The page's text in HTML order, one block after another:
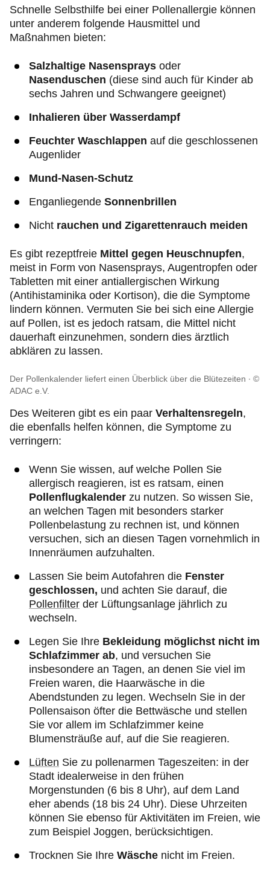
Schnelle Selbsthilfe bei einer Pollenallergie können
unter anderem folgende Hausmittel und
Maßnahmen bieten:
Salzhaltige Nasensprays oder
Nasenduschen (diese sind auch für Kinder ab
sechs Jahren und Schwangere geeignet)
Inhalieren über Wasserdampf
Feuchter Waschlappen auf die geschlossenen
Augenlider
Mund-Nasen-Schutz
Enganliegende Sonnenbrillen
Nicht rauchen und Zigarettenrauch meiden
Es gibt rezeptfreie Mittel gegen Heuschnupfen,
meist in Form von Nasensprays, Augentropfen oder
Tabletten mit einer antiallergischen Wirkung
(Antihistaminika oder Kortison), die die Symptome
lindern können. Vermuten Sie bei sich eine Allergie
auf Pollen, ist es jedoch ratsam, die Mittel nicht
dauerhaft einzunehmen, sondern dies ärztlich
abklären zu lassen.
Der Pollenkalender liefert einen Überblick über die Blütezeiten
©
ADAC e.V.
Des Weiteren gibt es ein paar Verhaltensregeln,
die ebenfalls helfen können, die Symptome zu
verringern:
Wenn Sie wissen, auf welche Pollen Sie
allergisch reagieren, ist es ratsam, einen
Pollenflugkalender zu nutzen. So wissen Sie,
an welchen Tagen mit besonders starker
Pollenbelastung zu rechnen ist, und können
versuchen, sich an diesen Tagen vornehmlich in
Innenräumen aufzuhalten.
Lassen Sie beim Autofahren die Fenster
geschlossen, und achten Sie darauf, die
Pollenfilter der Lüftungsanlage jährlich zu
wechseln.
Legen Sie Ihre Bekleidung möglichst nicht im
Schlafzimmer ab, und versuchen Sie
insbesondere an Tagen, an denen Sie viel im
Freien waren, die Haarwäsche in die
Abendstunden zu legen. Wechseln Sie in der
Pollensaison öfter die Bettwäsche und stellen
Sie vor allem im Schlafzimmer keine
Blumensträuße auf, auf die Sie reagieren.
Lüften Sie zu pollenarmen Tageszeiten: in der
Stadt idealerweise in den frühen
Morgenstunden (6 bis 8 Uhr), auf dem Land
eher abends (18 bis 24 Uhr). Diese Uhrzeiten
können Sie ebenso für Aktivitäten im Freien, wie
zum Beispiel Joggen, berücksichtigen.
Trocknen Sie Ihre Wäsche nicht im Freien.